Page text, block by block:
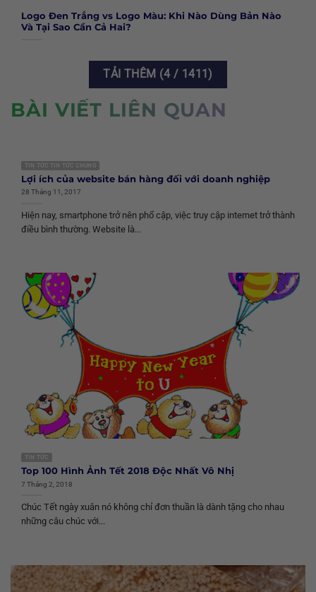
Logo Đen Trắng vs Logo Màu: Khi Nào Dùng Bản Nào
Và Tại Sao Cần Cả Hai?
TẢI THÊM (4/ 1411)
BÀI VIẾT LIÊN QUAN
TIN TỨC TIN TỨC CHUNG
Lợi ích của website bán hàng đối với doanh nghiệp
28 Tháng 11, 2017
Hiện nay, smartphone trở nên phổ cập, việc truy cập internet trở thành
điều bình thường. Website là...
TIN TỨC
Top 100 Hình Ảnh Tết 2018 Độc Nhất Vô Nhị
7 Tháng 2, 2018
Chúc Tết ngày xuân nó không chỉ đơn thuần là dành tặng cho nhau
những câu chúc với...